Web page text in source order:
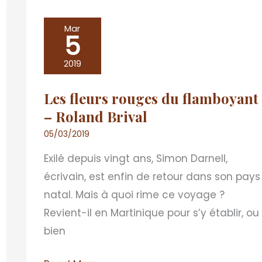
Mar
5
2019
Les fleurs rouges du flamboyant
– Roland Brival
05/03/2019
Exilé depuis vingt ans, Simon Darnell,
écrivain, est enfin de retour dans son pays
natal. Mais à quoi rime ce voyage ?
Revient-il en Martinique pour s’y établir, ou
bien
fleurs
rouges
flamboyant
–
Roland
Brival